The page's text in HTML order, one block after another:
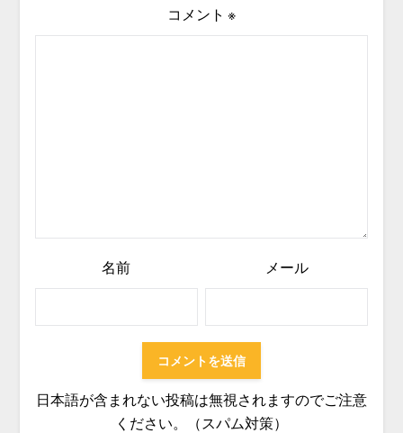
コメント ※
名前 メール
日本語が含まれない投稿は無視されますのでご注意
ください。（スパム対策）